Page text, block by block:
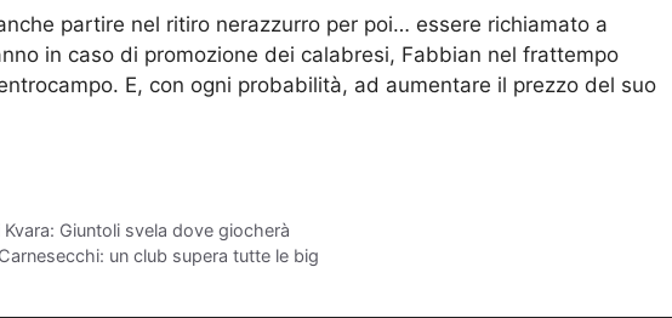
partire nel ritiro nerazzurro per poi… essere richiamato a
in caso di promozione dei calabresi, Fabbian nel frattempo
E, con ogni probabilità, ad aumentare il prezzo del suo
Giuntoli svela dove giocherà
un club supera tutte le big